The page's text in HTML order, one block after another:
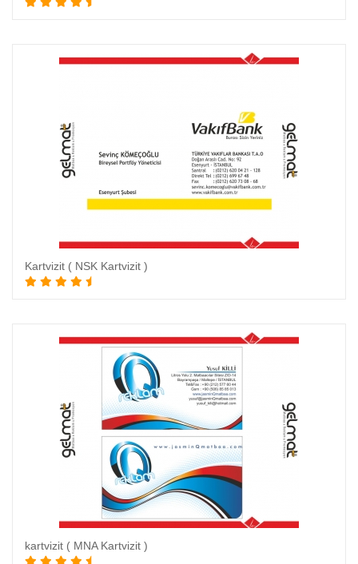
Kartvizit ( NSK Kartvizit )
kartvizit ( MNA Kartvizit )